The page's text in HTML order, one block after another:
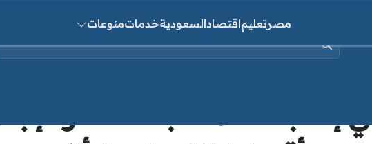
مصرتعليماقتصادالسعوديةخدماتمنوعات